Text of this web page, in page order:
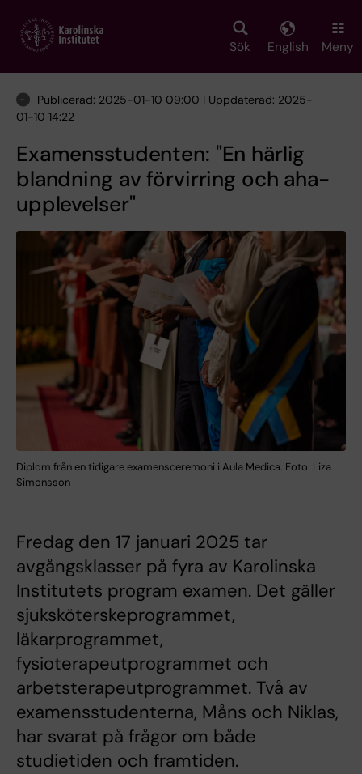
main
Sök English Meny
Publicerad: 2025-01-10 09:00 | Uppdaterad: 2025-
01-10 14:22
Examensstudenten: "En härlig
blandning av förvirring och aha-
upplevelser"
Diplom från en tidigare examensceremoni i Aula Medica. Foto: Liza
Simonsson
Fredag den 17 januari 2025 tar
avgångsklasser på fyra av Karolinska
Institutets program examen. Det gäller
sjuksköterskeprogrammet,
läkarprogrammet,
fysioterapeutprogrammet och
arbetsterapeutprogrammet. Två av
examensstudenterna, Måns och Niklas,
har svarat på frågor om både
studietiden och framtiden.